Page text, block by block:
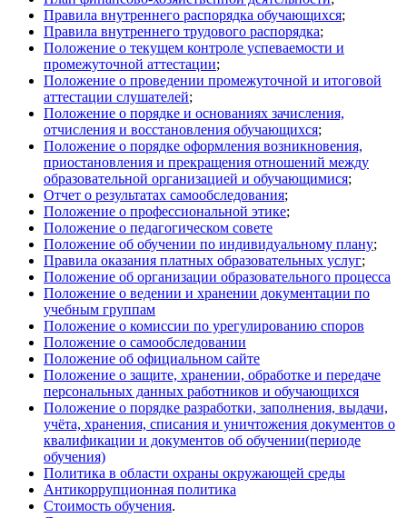
Правила внутреннего распорядка обучающихся;
Правила внутреннего трудового распорядка;
Положение о текущем контроле успеваемости и
промежуточной аттестации;
Положение о проведении промежуточной и итоговой
аттестации слушателей;
Положение о порядке и основаниях зачисления,
отчисления и восстановления обучающихся;
Положение о порядке оформления возникновения,
приостановления и прекращения отношений между
образовательной организацией и обучающимися;
Отчет о результатах самообследования;
Положение о профессиональной этике;
Положение о педагогическом совете
Положение об обучении по индивидуальному плану;
Правила оказания платных образовательных услуг;
Положение об организации образовательного процесса
Положение о ведении и хранении документации по
учебным группам
Положение о комиссии по урегулированию споров
Положение о самообследовании
Положение об официальном сайте
Положение о защите, хранении, обработке и передаче
персональных данных работников и обучающихся
Положение о порядке разработки, заполнения, выдачи,
учёта, хранения, списания и уничтожения документов о
квалификации и документов об обучении(периоде
обучения)
Политика в области охраны окружающей среды
Антикоррупционная политика
Стоимость обучения.